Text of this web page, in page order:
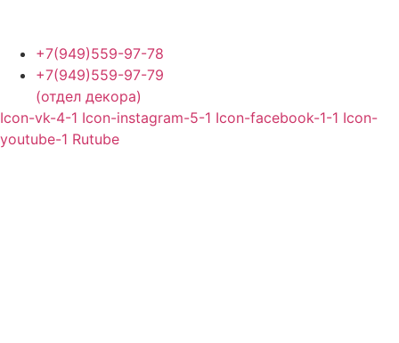
содержимому
+7(949)559-97-78
+7(949)559-97-79
(отдел декора)
Icon-vk-4-1 Icon-instagram-5-1 Icon-facebook-1-1 Icon-
youtube-1 Rutube